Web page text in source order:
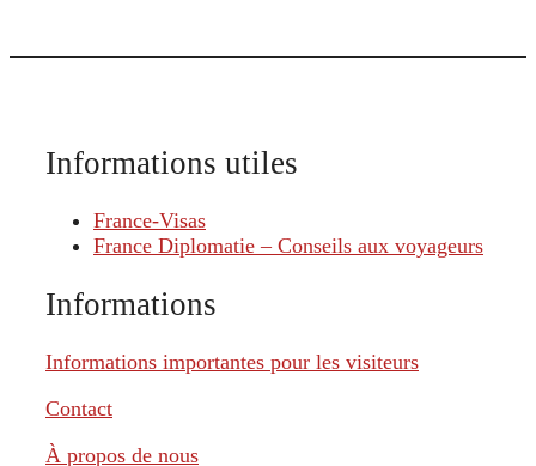
Informations utiles
France-Visas
France Diplomatie – Conseils aux voyageurs
Informations
Informations importantes pour les visiteurs
Contact
À propos de nous